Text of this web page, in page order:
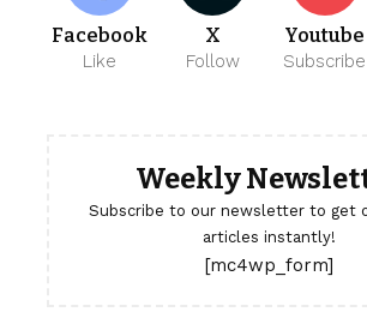
Facebook
Like
X
Follow
Youtube
Subscribe
Weekly
Subscribe to our newsletter to get
articles instantly!
[mc4wp_form]